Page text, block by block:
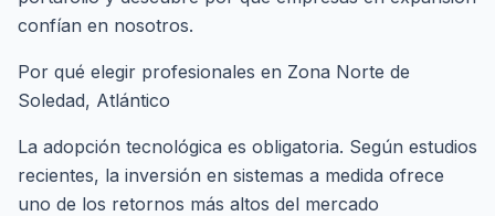
confían en nosotros.
Por qué elegir profesionales en Zona Norte de
Soledad, Atlántico
La adopción tecnológica es obligatoria. Según estudios
recientes, la inversión en sistemas a medida ofrece
uno de los retornos más altos del mercado